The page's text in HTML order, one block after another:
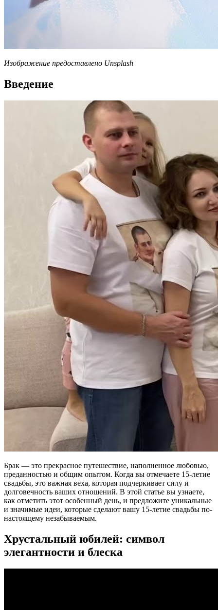
Изображение предоставлено Unsplash
Введение
Брак — это прекрасное путешествие, наполненное любовью,
преданностью и общим опытом. Когда вы отмечаете 15-летие
свадьбы, это важная веха, которая подчеркивает силу и
долговечность ваших отношений. В этой статье вы узнаете,
как отметить этот особенный день, и предложите уникальные
и значимые идеи, которые сделают вашу 15-летие свадьбы по-
настоящему незабываемым.
Хрустальный юбилей: символ
элегантности и блеска